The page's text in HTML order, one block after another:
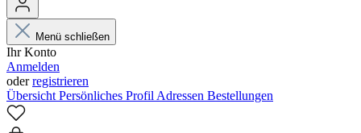
Menü schließen
Ihr Konto
Anmelden
oderregistrieren
Übersicht Persönliches Profil Adressen Bestellungen